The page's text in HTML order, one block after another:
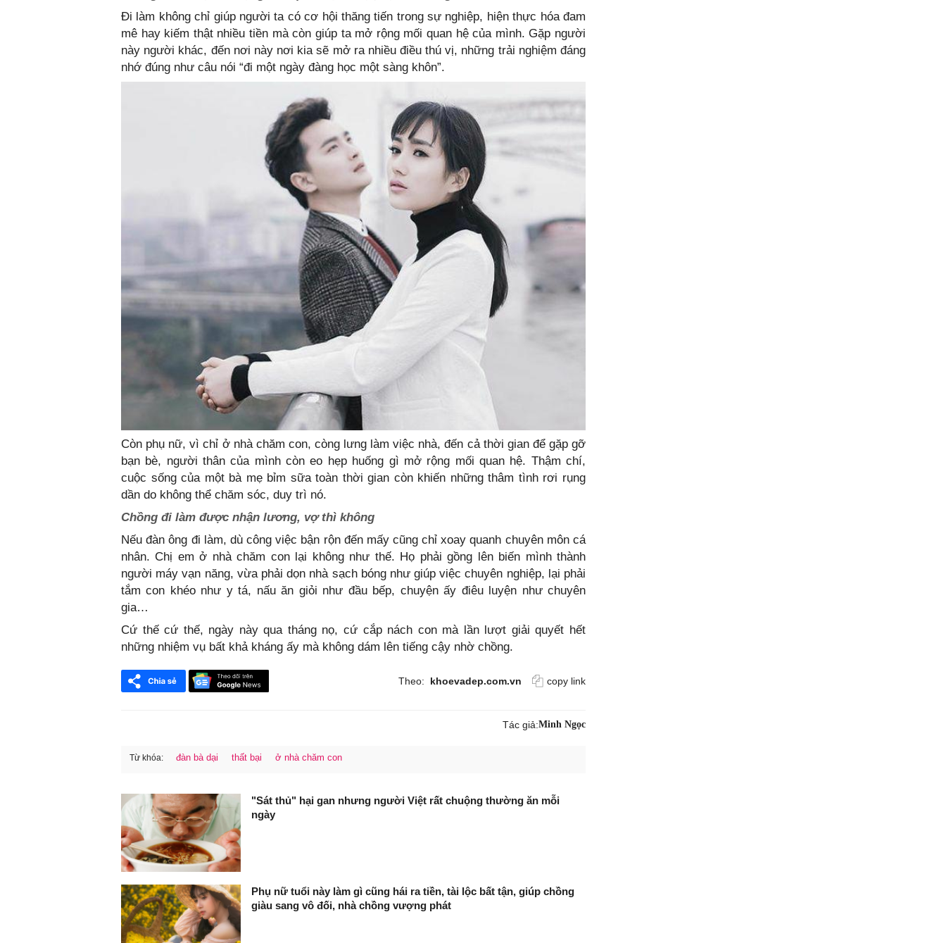
Đi làm không chỉ giúp người ta có cơ hội thăng tiến trong sự nghiệp, hiện thực hóa đam
mê hay kiếm thật nhiều tiền mà còn giúp ta mở rộng mối quan hệ của mình. Gặp người
này người khác, đến nơi này nơi kia sẽ mở ra nhiều điều thú vị, những trải nghiệm đáng
nhớ đúng như câu nói “đi một ngày đàng học một sàng khôn”.
Còn phụ nữ, vì chỉ ở nhà chăm con, còng lưng làm việc nhà, đến cả thời gian để gặp gỡ
bạn bè, người thân của mình còn eo hẹp huống gì mở rộng mối quan hệ. Thậm chí,
cuộc sống của một bà mẹ bỉm sữa toàn thời gian còn khiến những thâm tình rơi rụng
dần do không thể chăm sóc, duy trì nó.
Chồng đi làm được nhận lương, vợ thì không
Nếu đàn ông đi làm, dù công việc bận rộn đến mấy cũng chỉ xoay quanh chuyên môn cá
nhân. Chị em ở nhà chăm con lại không như thế. Họ phải gồng lên biến mình thành
người máy vạn năng, vừa phải dọn nhà sạch bóng như giúp việc chuyên nghiệp, lại phải
tắm con khéo như y tá, nấu ăn giỏi như đầu bếp, chuyện ấy điêu luyện như chuyên
gia…
Cứ thế cứ thế, ngày này qua tháng nọ, cứ cắp nách con mà lần lượt giải quyết hết
những nhiệm vụ bất khả kháng ấy mà không dám lên tiếng cậy nhờ chồng.
Theo: khoevadep.com.vn copy link
Tác giả:Minh Ngọc
Từ khóa: đàn bà dại thất bại ở nhà chăm con
"Sát thủ" hại gan nhưng người Việt rất chuộng thường ăn mỗi
ngày
Phụ nữ tuổi này làm gì cũng hái ra tiền, tài lộc bất tận, giúp chồng
giàu sang vô đối, nhà chồng vượng phát